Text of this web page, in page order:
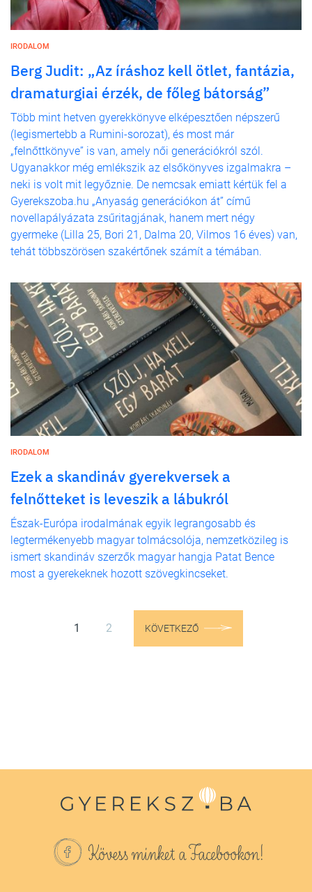
IRODALOM
Berg Judit: „Az íráshoz kell ötlet, fantázia,
dramaturgiai érzék, de főleg bátorság”
Több mint hetven gyerekkönyve elképesztően népszerű
(legismertebb a Rumini-sorozat), és most már
„felnőttkönyve” is van, amely női generációkról szól.
Ugyanakkor még emlékszik az elsőkönyves izgalmakra –
neki is volt mit legyőznie. De nemcsak emiatt kértük fel a
Gyerekszoba.hu „Anyaság generációkon át” című
novellapályázata zsűritagjának, hanem mert négy
gyermeke (Lilla 25, Bori 21, Dalma 20, Vilmos 16 éves) van,
tehát többszörösen szakértőnek számít a témában.
IRODALOM
Ezek a skandináv gyerekversek a
felnőtteket is leveszik a lábukról
Észak-Európa irodalmának egyik legrangosabb és
legtermékenyebb magyar tolmácsolója, nemzetközileg is
ismert skandináv szerzők magyar hangja Patat Bence
most a gyerekeknek hozott szövegkincseket.
1 2 KÖVETKEZŐ
Kövess minket a Facebookon!